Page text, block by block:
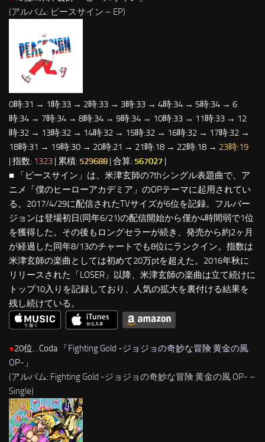
(アルバム: ピースサイン – EP)
0時:31 → 1時:33 → 2時:33 → 3時:33 → 4時:34 → 5時:34 → 6
時:34 → 7時:34 → 8時:34 → 9時:34 → 10時:33 → 11時:33 → 12
時:32 → 13時:32 → 14時:32 → 15時:32 → 16時:32 → 17時:32 →
18時:31 → 19時:30 → 20時:21 → 21時:18 → 22時:18 → 23時:19
| 指数: 1323 | 累積: 529688 | 合算: 567027 |
■ 「ピースサイン」は、米津玄師の7thシングル表題曲で、ア
ニメ「僕のヒーローアカデミア」のOPテーマに起用されてい
る。2017/4/29に配信されたTVサイズが6位を記録。フルバー
ジョンは登場初日(同年6/21)の配信開始から僅か4時間弱で1位
を獲得した。その後もロングセラーが続き、発売から約2ヶ月
が経過した同年8/13のチャートでも8位にランクイン。指数は
米津玄師の楽曲としては初めて20万ptを超えた。2016年秋に
リリースされた「LOSER」以降、米津玄師の楽曲は立て続けに
トップ10入りを記録しており、人気の拡大を裏付ける結果を
残し続けている。
●20位…Coda 「Fighting Gold -ジョジョの奇妙な冒険 黄金の風
OP- 」
(アルバム: Fighting Gold -ジョジョの奇妙な冒険 黄金の風 OP- –
Single)